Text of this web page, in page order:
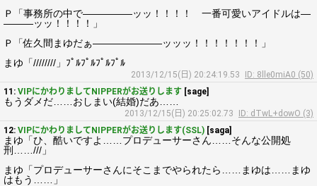
Ｐ「事務所の中で―――――ッッ！！！！ 一番可愛いアイドルは―
―――ッッ！！！！」
Ｐ「佐久間まゆだぁ―――――――ッッッ！！！！！！！」
まゆ「////////」ﾌﾟﾙﾌﾟﾙﾌﾟﾙﾌﾟﾙ
2013/12/15(日) 20:24:19.53
ID: 8lle0miA0 (50)
11: VIPにかわりましてNIPPERがお送りします [sage]
もうダメだ……おしまい(結婚)だあ……
2013/12/15(日) 20:25:02.73
ID: dTwL+dowO (3)
12: VIPにかわりましてNIPPERがお送りします(SSL) [saga]
まゆ「ひ、酷いですよ……プロデューサーさん……そんな公開処
刑……///」
まゆ「プロデューサーさんにそこまでやられたら……まゆは……まゆ
はもう……」